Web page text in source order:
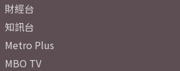
財經台
知訊台
Metro Plus
MBO TV